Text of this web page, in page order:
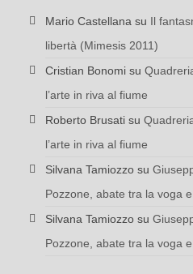
Mario Castellana su Il
libertà (Mimesis 2011)
Cristian Bonomisu
l’arte in riva al fiume
Roberto Brusatisu
l’arte in riva al fiume
Silvana Tamiozzosu
Pozzone, abate tra la voga
Silvana Tamiozzosu
Pozzone, abate tra la voga